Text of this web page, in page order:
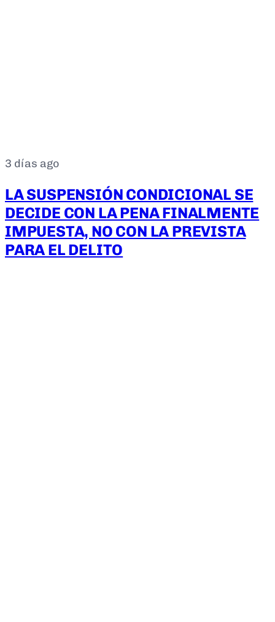
3 días ago
LA SUSPENSIÓN CONDICIONAL SE
DECIDE CON LA PENA FINALMENTE
IMPUESTA, NO CON LA PREVISTA
PARA EL DELITO